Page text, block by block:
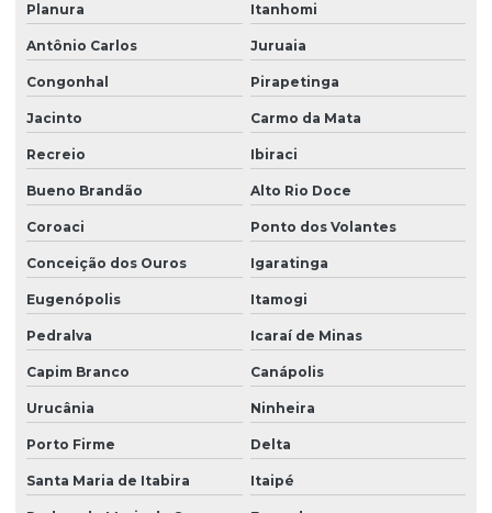
Planura Itanhomi
Antônio Carlos Juruaia
Congonhal Pirapetinga
Jacinto Carmo da Mata
Recreio Ibiraci
Bueno Brandão Alto Rio Doce
Coroaci Ponto dos Volantes
Conceição dos Ouros Igaratinga
Eugenópolis Itamogi
Pedralva Icaraí de Minas
Capim Branco Canápolis
Urucânia Ninheira
Porto Firme Delta
Santa Maria de Itabira Itaipé